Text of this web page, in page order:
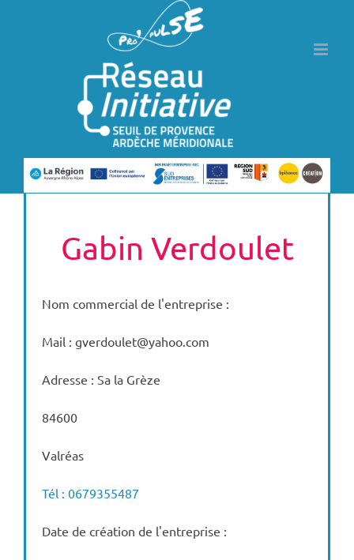
Gabin Verdoulet
Nom commercial de l'entreprise :
Mail : gverdoulet@yahoo.com
Adresse : Sa la Grèze
84600
Valréas
Tél : 0679355487
Date de création de l'entreprise :